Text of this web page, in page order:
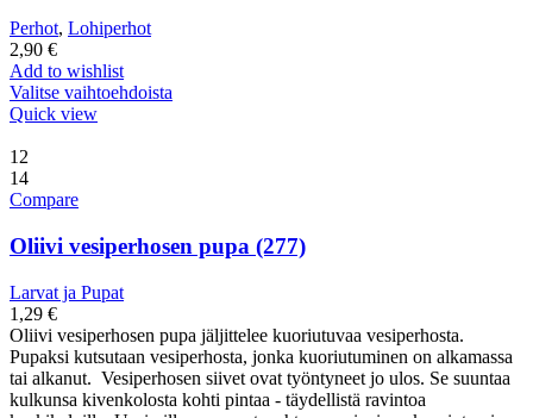
Perhot, Lohiperhot
2,90 €
Add to wishlist
Valitse vaihtoehdoista
Quick view
12
14
Compare
Oliivi vesiperhosen pupa (277)
Larvat ja Pupat
1,29 €
Oliivi vesiperhosen pupa jäljittelee kuoriutuvaa vesiperhosta.
Pupaksi kutsutaan vesiperhosta, jonka kuoriutuminen on alkamassa
tai alkanut. Vesiperhosen siivet ovat työntyneet jo ulos. Se suuntaa
kulkunsa kivenkolosta kohti pintaa - täydellistä ravintoa